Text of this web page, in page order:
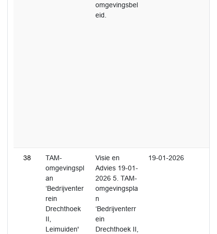
omgevingsbel
eid.
38
TAM-
omgevingspl
an
‘Bedrijventer
rein
Drechthoek
II,
Leimuiden'
Visie en
Advies 19-01-
2026 5. TAM-
omgevingspla
n
‘Bedrijventerr
ein
Drechthoek II,
19-01-2026